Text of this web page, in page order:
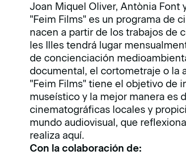
Joan Miquel Oliver, Antònia Font
"Feim Films" es un programa de
nacen a partir de los trabajos de
les Illes tendrá lugar
de concienciación
documental, el cortometraje o la
"Feim Films" tiene el objetivo de
museístico y la mejor manera es
cinematográficas locales y
mundo audiovisual, que
realiza aquí.
Con la colaboración de: